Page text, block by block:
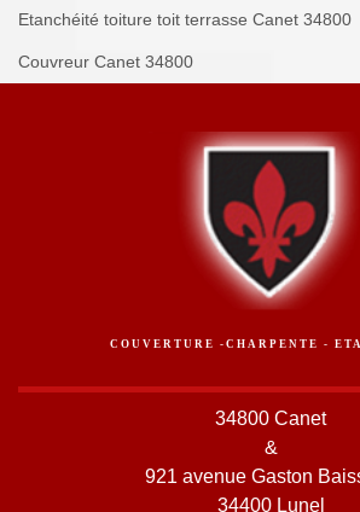
Etanchéité toiture toit terrasse Canet 34800
Couvreur Canet 34800
COUVERTURE -CHARPENTE -
34800 Canet
&
921 avenue Gaston
34400 Lunel